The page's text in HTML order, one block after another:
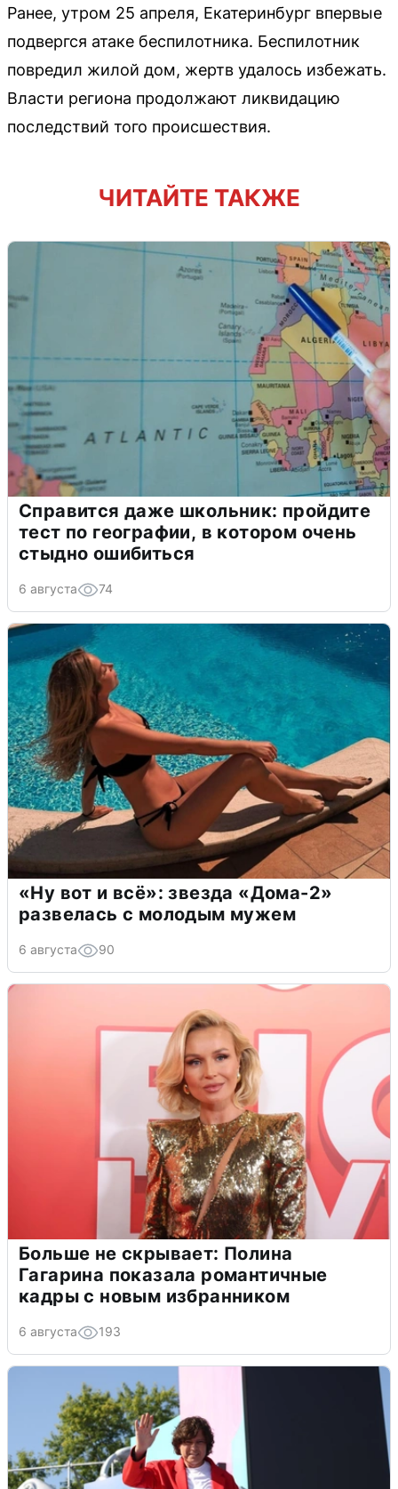
Ранее, утром 25 апреля, Екатеринбург впервые
подвергся атаке беспилотника. Беспилотник
повредил жилой дом, жертв удалось избежать.
Власти региона продолжают ликвидацию
последствий того происшествия.
ЧИТАЙТЕ ТАКЖЕ
Справится даже школьник: пройдите
тест по географии, в котором очень
стыдно ошибиться
6 августа 74
«Ну вот и всё»: звезда «Дома-2»
развелась с молодым мужем
6 августа 90
Больше не скрывает: Полина
Гагарина показала романтичные
кадры с новым избранником
6 августа 193